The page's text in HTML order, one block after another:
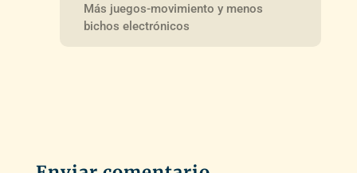
Más juegos-movimiento y menos
bichos electrónicos